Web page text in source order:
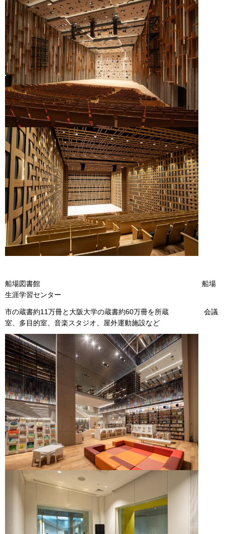
船場図書館 船場
生涯学習センター
市の蔵書約11万冊と大阪大学の蔵書約60万冊を所蔵 会議
室、多目的室、音楽スタジオ、屋外運動施設など